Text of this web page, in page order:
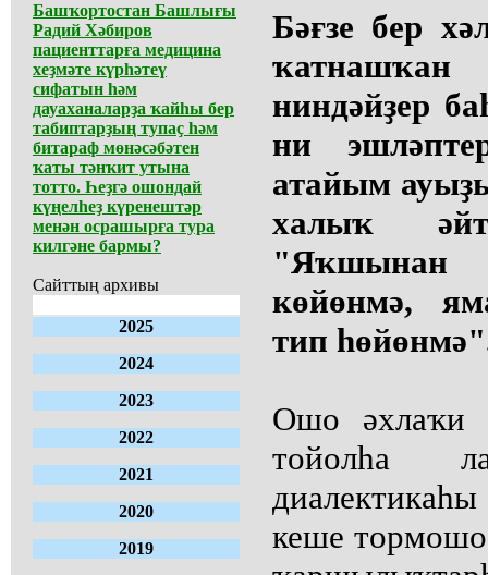
Башҡортостан Башлығы
Радий Хәбиров
пациенттарға медицина
хеҙмәте күрһәтеү
сифатын һәм
дауаханаларҙа ҡайһы бер
табиптарҙың тупаҫ һәм
битараф мөнәсәбәтен
ҡаты тәнҡит утына
тотто. Һеҙгә ошондай
күңелһеҙ күренештәр
менән осрашырға тура
килгәне бармы?
Сайттың архивы
2025
2024
2023
2022
2021
2020
2019
Бәғзе бер
ҡатнашҡан
ниндәйҙер
ни
атайым
халыҡ
"Яҡшынан
көйөнмә,
тип
Ошо әхлаҡи
тойолһа
кеше